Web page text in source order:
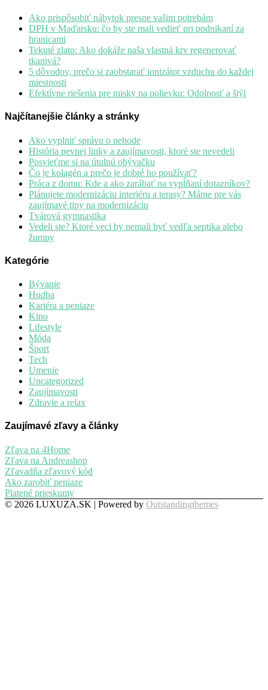
Ako prispôsobiť nábytok presne vašim potrebám
DPH v Maďarsku: čo by ste mali vedieť pri podnikaní za
hranicami
Tekuté zlato: Ako dokáže naša vlastná krv regenerovať
tkanivá?
5 dôvodov, prečo si zaobstarať ionizátor vzduchu do každej
miestnosti
Efektívne riešenia pre misky na polievku: Odolnosť a štýl
Najčítanejšie články a stránky
Ako vyplniť správu o nehode
História pevnej linky a zaujímavosti, ktoré ste nevedeli
Posvieťme si na útulnú obývačku
Čo je kolagén a prečo je dobré ho používať?
Práca z domu: Kde a ako zarábať na vypĺňaní dotazníkov?
Plánujete modernizáciu interiéru a terasy? Máme pre vás
zaujímavé tipy na modernizáciu
Tvárová gymnastika
Vedeli ste? Ktoré veci by nemali byť vedľa septika alebo
žumpy
Kategórie
Bývanie
Hudba
Kariéra a peniaze
Kino
Lifestyle
Móda
Šport
Tech
Umenie
Uncategorized
Zaujímavosti
Zdravie a relax
Zaujímavé zľavy a články
Zľava na 4Home
Zľava na Andreashop
Zľavadňa zľavový kód
Ako zarobiť peniaze
Platené prieskumy
© 2026 LUXUZA.SK | Powered by Outstandingthemes